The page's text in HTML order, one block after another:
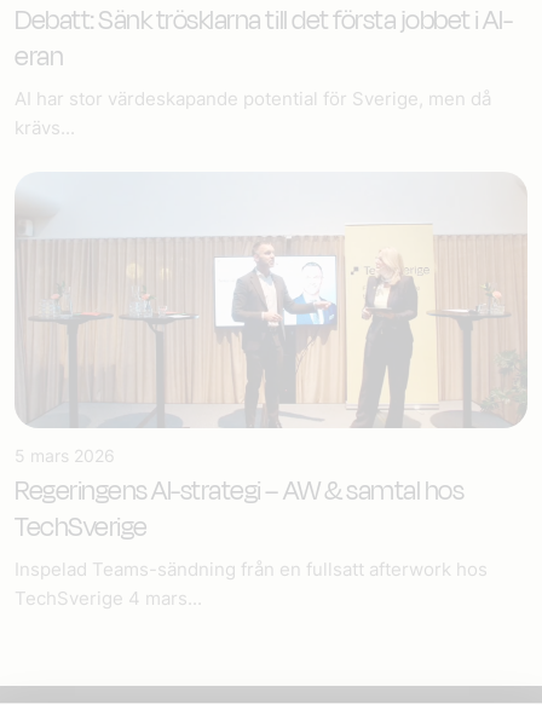
Debatt: Sänk trösklarna till det första jobbet i AI-
eran
AI har stor värdeskapande potential för Sverige, men då
krävs...
5 mars 2026
Regeringens AI-strategi – AW & samtal hos
TechSverige
Inspelad Teams-sändning från en fullsatt afterwork hos
TechSverige 4 mars...